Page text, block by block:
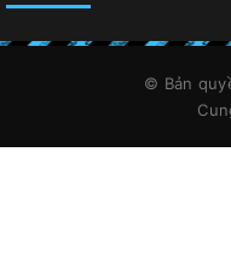
© Bản